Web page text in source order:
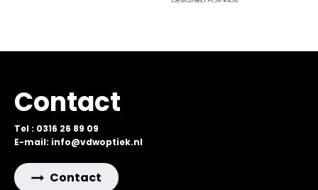
Contact
Tel : 0316 26 89 09
E-mail: info@vdwoptiek.nl
Contact